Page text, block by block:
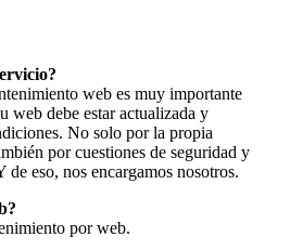
web es muy importante
web debe estar actualizada y
No solo por la propia
por cuestiones de seguridad y
eso, nos encargamos nosotros.
por web.